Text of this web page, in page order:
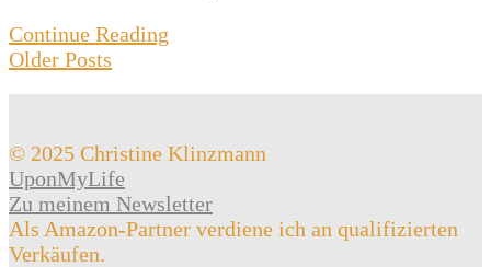
Continue Reading
Older Posts
© 2025 Christine Klinzmann
UponMyLife
Zu meinem Newsletter
Als Amazon-Partner verdiene ich an qualifizierten
Verkäufen.